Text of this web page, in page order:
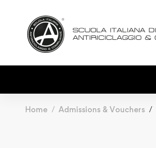
Home Admissions & Vouchers